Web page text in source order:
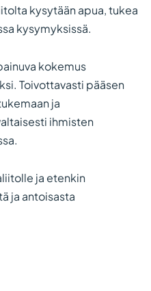
kysytään apua, tukea
kysymyksissä.
kokemus
Toivottavasti pääsen
ja
ihmisten
ja etenkin
ja antoisasta